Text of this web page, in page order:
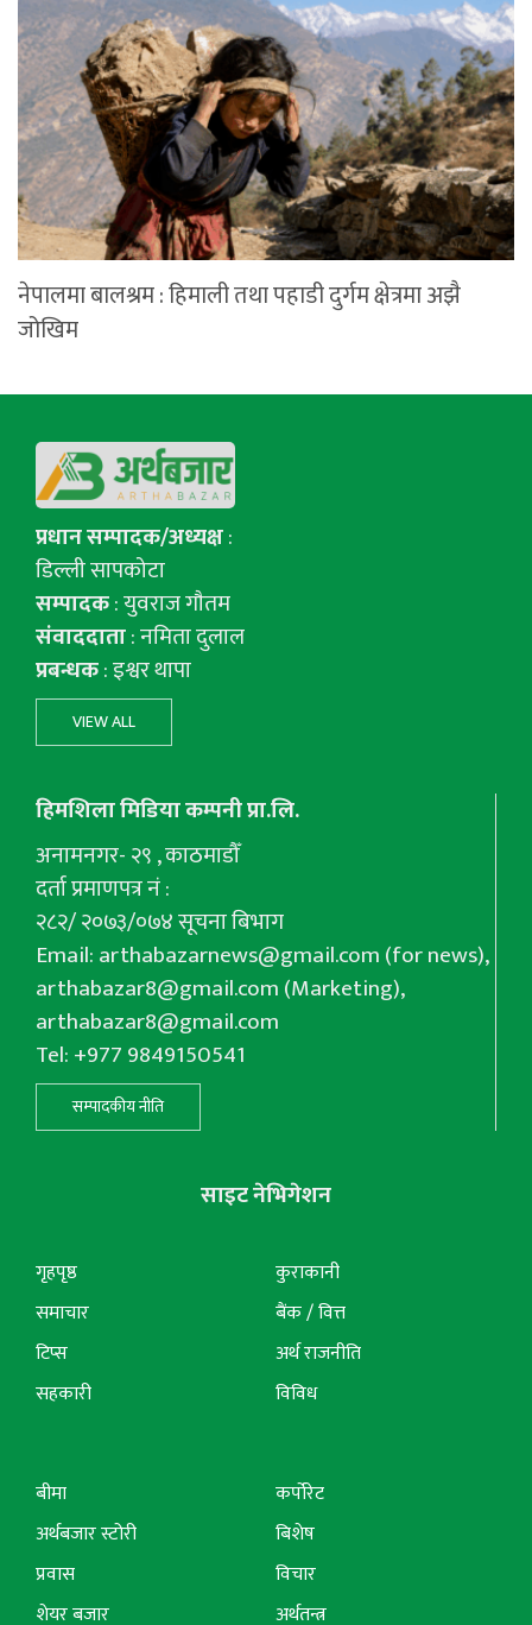
नेपालमा बालश्रम : हिमाली तथा पहाडी दुर्गम क्षेत्रमा अझै
जोखिम
प्रधान सम्पादक/अध्यक्ष:
डिल्ली सापकोटा
सम्पादक: युवराज गाैतम
संवाददाता: नमिता दुलाल
प्रबन्धक: इश्वर थापा
VIEW ALL
हिमशिला मिडिया कम्पनी प्रा.लि.
अनामनगर- २९ , काठमाडौँ
दर्ता प्रमाणपत्र नं :
२८२/ २०७३/०७४ सूचना बिभाग
Email:arthabazarnews@gmail.com(for news),
arthabazar8@gmail.com(Marketing),
arthabazar8@gmail.com
Tel: +977 9849150541
सम्पादकीय नीति
साइट नेभिगेशन
गृहपृष्ठ
समाचार
टिप्स
सहकारी
कुराकानी
बैंक / वित्त
अर्थ राजनीति
विविध
बीमा
अर्थबजार स्टोरी
प्रवास
शेयर बजार
कर्पोरेट
बिशेष
विचार
अर्थतन्त्र